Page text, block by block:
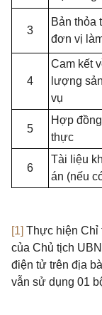
3
Bản thỏa
đơn vị
4
Cam kết
lượng
vụ
5
Hợp
thực
6
Tài liệu
án (nếu
[1] Thực hiện Chỉ
của Chủ tịch
điện tử trên địa
vẫn sử dụng 01